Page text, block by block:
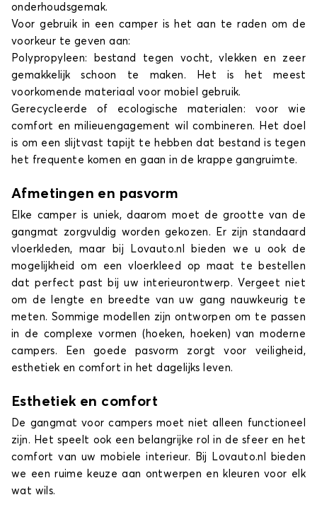
onderhoudsgemak.
Voor gebruik in een camper is het aan te raden om de
voorkeur te geven aan:
Polypropyleen: bestand tegen vocht, vlekken en zeer
gemakkelijk schoon te maken. Het is het meest
voorkomende materiaal voor mobiel gebruik.
Gerecycleerde of ecologische materialen: voor wie
comfort en milieuengagement wil combineren. Het doel
is om een slijtvast tapijt te hebben dat bestand is tegen
het frequente komen en gaan in de krappe gangruimte.
Afmetingen en pasvorm
Elke camper is uniek, daarom moet de grootte van de
gangmat zorgvuldig worden gekozen. Er zijn standaard
vloerkleden, maar bij Lovauto.nl bieden we u ook de
mogelijkheid om een vloerkleed op maat te bestellen
dat perfect past bij uw interieurontwerp. Vergeet niet
om de lengte en breedte van uw gang nauwkeurig te
meten. Sommige modellen zijn ontworpen om te passen
in de complexe vormen (hoeken, hoeken) van moderne
campers. Een goede pasvorm zorgt voor veiligheid,
esthetiek en comfort in het dagelijks leven.
Esthetiek en comfort
De gangmat voor campers moet niet alleen functioneel
zijn. Het speelt ook een belangrijke rol in de sfeer en het
comfort van uw mobiele interieur. Bij Lovauto.nl bieden
we een ruime keuze aan ontwerpen en kleuren voor elk
wat wils.